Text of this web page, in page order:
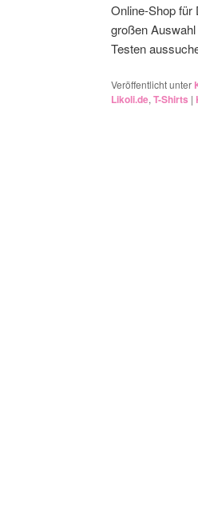
Online-Shop für
großen
Testen
Veröffentlicht unter
Likoli.de, T-Shirts |